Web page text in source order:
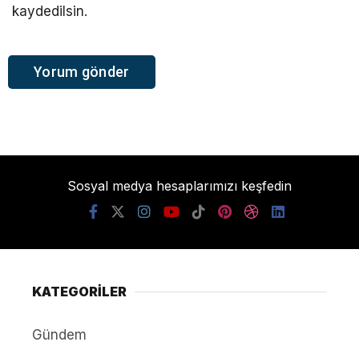
kaydedilsin.
Sosyal medya hesaplarımızı keşfedin
KATEGORİLER
Gündem